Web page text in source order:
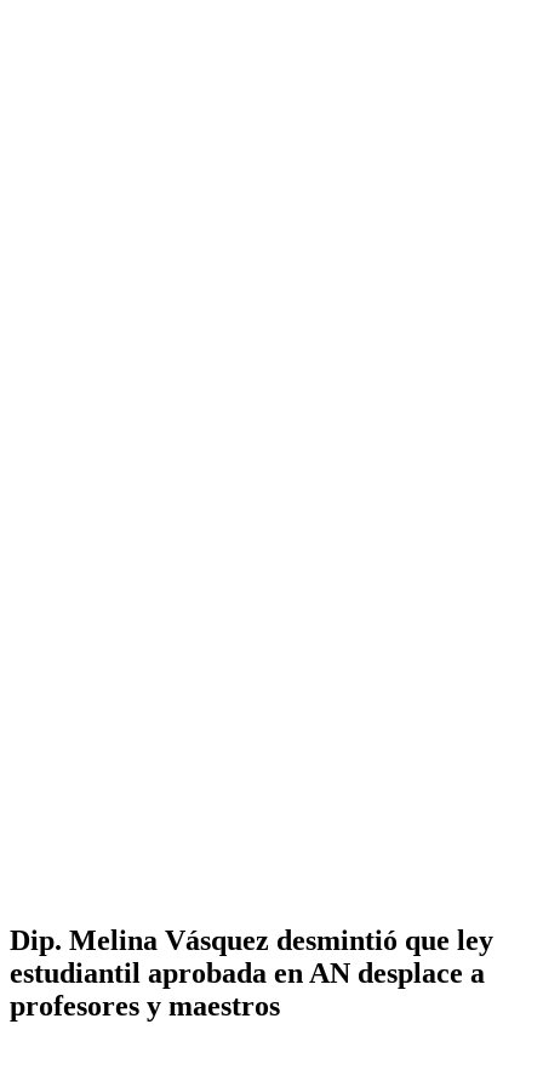
Dip. Melina Vásquez desmintió que ley
estudiantil aprobada en AN desplace a
profesores y maestros